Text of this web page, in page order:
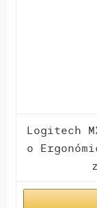
Logitech
o